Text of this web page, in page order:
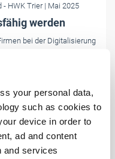
your personal data,
such as cookies to
device in order to
ad and content
and services
- HWK Trier | Mai 2025
werden
bei der Digitalisierung